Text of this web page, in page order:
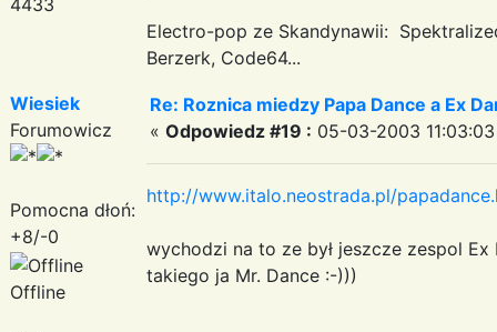
Electro-pop ze Skandynawii:
Berzerk, Code64...
Wiesiek
Forumowicz
Pomocna dłoń:
+8/-0
Offline
Re: Roznica miedzy Papa Dance a Ex
« Odpowiedz #19 : 05-03-2003
http://www.italo.neostrada.pl/
wychodzi na to ze był jeszcze zespol
takiego ja Mr. Dance :-)))